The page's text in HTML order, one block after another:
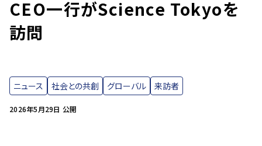
CEO一行がScience Tokyoを
訪問
2026年5月29日 公開
ニュース 社会との共創 グローバル 来訪者